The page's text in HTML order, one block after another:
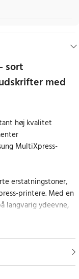
sort
med
høj kvalitet
MultiXpress-
erstatningstoner,
printere. Med en
langvarig ydeevne,